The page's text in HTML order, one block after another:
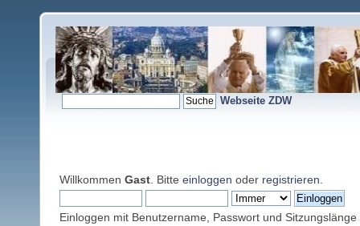
Webseite ZDW
Willkommen Gast . Bitte einloggen oder registrieren
Einloggen mit Benutzername, Passwort und Sitzungslänge